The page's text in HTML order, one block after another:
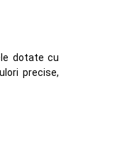
dotate cu
precise,